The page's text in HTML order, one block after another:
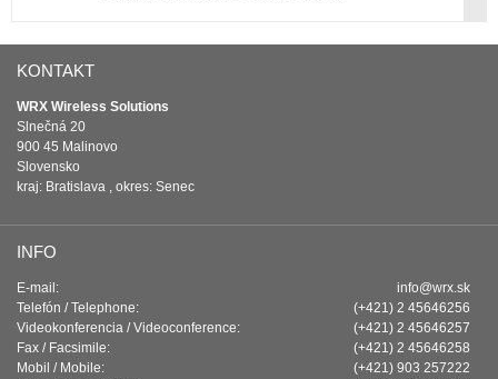
KONTAKT
WRX Wireless Solutions
Slnečná 20
900 45 Malinovo
Slovensko
kraj: Bratislava , okres: Senec
INFO
E-mail:
info@wrx.sk
Telefón / Telephone:
(+421) 2 45646256
Videokonferencia / Videoconference:
(+421) 2 45646257
Fax / Facsimile:
(+421) 2 45646258
Mobil / Mobile:
(+421) 903 257222